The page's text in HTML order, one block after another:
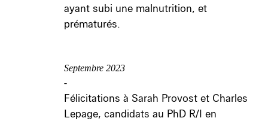
ayant subi une malnutrition, et
prématurés.
Septembre 2023
-
Félicitations à Sarah Provost et Charles
Lepage, candidats au PhD R/I en